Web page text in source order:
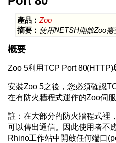
產品： Zoo
摘要： 使用NETSH開啟Zoo需
概要
Zoo 5利用TCP Port 80(HTTP)
安裝Zoo 5之後，您必須確認
在有防火牆程式運作的Zoo伺
註：在大部分的防火牆程式裡
可以傳出通信。因此使用者不
Rhino工作站中開啟任何端口